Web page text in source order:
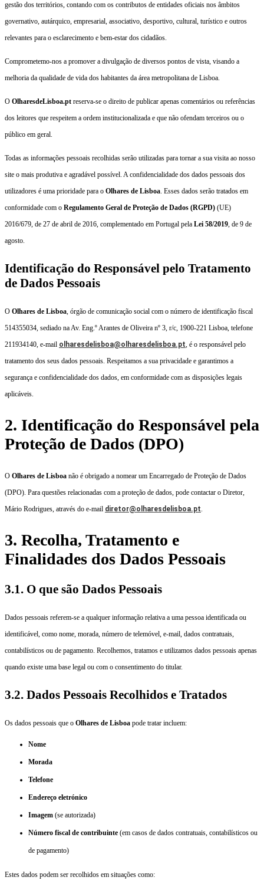
gestão dos territórios, contando com os contributos de entidades oficiais nos âmbitos
governativo, autárquico, empresarial, associativo, desportivo, cultural, turístico e outros
relevantes para o esclarecimento e bem-estar dos cidadãos.
Comprometemo-nos a promover a divulgação de diversos pontos de vista, visando a
melhoria da qualidade de vida dos habitantes da área metropolitana de Lisboa.
O OlharesdeLisboa.pt reserva-se o direito de publicar apenas comentários ou referências
dos leitores que respeitem a ordem institucionalizada e que não ofendam terceiros ou o
público em geral.
Todas as informações pessoais recolhidas serão utilizadas para tornar a sua visita ao nosso
site o mais produtiva e agradável possível. A confidencialidade dos dados pessoais dos
utilizadores é uma prioridade para o Olhares de Lisboa. Esses dados serão tratados em
conformidade com o Regulamento Geral de Proteção de Dados (RGPD) (UE)
2016/679, de 27 de abril de 2016, complementado em Portugal pela Lei 58/2019, de 9 de
agosto.
Identificação do Responsável pelo Tratamento
de Dados Pessoais
O Olhares de Lisboa, órgão de comunicação social com o número de identificação fiscal
514355034, sediado na Av. Eng.º Arantes de Oliveira nº 3, r/c, 1900-221 Lisboa, telefone
211934140, e-mail olharesdelisboa@olharesdelisboa.pt, é o responsável pelo
tratamento dos seus dados pessoais. Respeitamos a sua privacidade e garantimos a
segurança e confidencialidade dos dados, em conformidade com as disposições legais
aplicáveis.
2. Identificação do Responsável pela
Proteção de Dados (DPO)
O Olhares de Lisboa não é obrigado a nomear um Encarregado de Proteção de Dados
(DPO). Para questões relacionadas com a proteção de dados, pode contactar o Diretor,
Mário Rodrigues, através do e-mail diretor@olharesdelisboa.pt
3. Recolha, Tratamento e
Finalidades dos Dados Pessoais
3.1. O que são Dados Pessoais
Dados pessoais referem-se a qualquer informação relativa a uma pessoa identificada ou
identificável, como nome, morada, número de telemóvel, e-mail, dados contratuais,
contabilísticos ou de pagamento. Recolhemos, tratamos e utilizamos dados pessoais apenas
quando existe uma base legal ou com o consentimento do titular.
3.2. Dados Pessoais Recolhidos e Tratados
Os dados pessoais que o Olhares de Lisboa pode tratar incluem:
Nome
Morada
Telefone
Endereço eletrónico
Imagem (se autorizada)
Número fiscal de contribuinte (em casos de dados contratuais, contabilísticos ou
de pagamento)
Estes dados podem ser recolhidos em situações como: